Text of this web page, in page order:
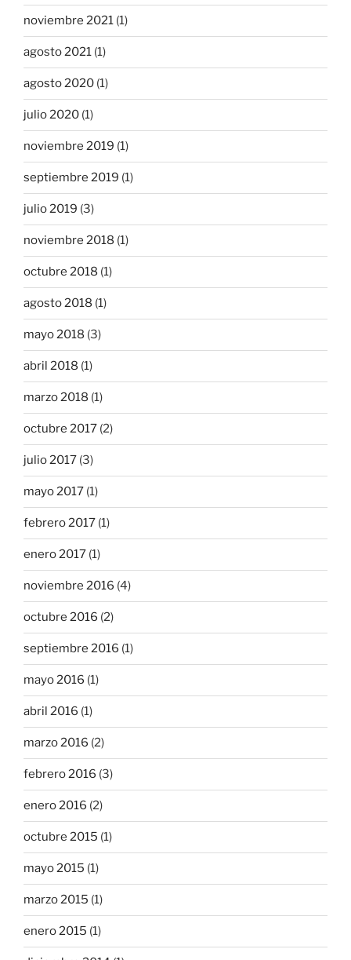
noviembre 2021 (1)
agosto 2021 (1)
agosto 2020 (1)
julio 2020 (1)
noviembre 2019 (1)
septiembre 2019 (1)
julio 2019 (3)
noviembre 2018 (1)
octubre 2018 (1)
agosto 2018 (1)
mayo 2018 (3)
abril 2018 (1)
marzo 2018 (1)
octubre 2017 (2)
julio 2017 (3)
mayo 2017 (1)
febrero 2017 (1)
enero 2017 (1)
noviembre 2016 (4)
octubre 2016 (2)
septiembre 2016 (1)
mayo 2016 (1)
abril 2016 (1)
marzo 2016 (2)
febrero 2016 (3)
enero 2016 (2)
octubre 2015 (1)
mayo 2015 (1)
marzo 2015 (1)
enero 2015 (1)